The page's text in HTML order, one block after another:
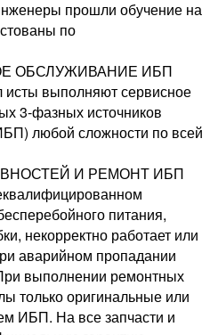
прошли обучение на
по
ОБСЛУЖИВАНИЕ ИБП
выполняют сервисное
3-фазных источников
любой сложности по всей
И РЕМОНТ ИБП
питания,
некорректно работает или
аварийном пропадании
выполнении ремонтных
только оригинальные или
ИБП. На все запчасти и